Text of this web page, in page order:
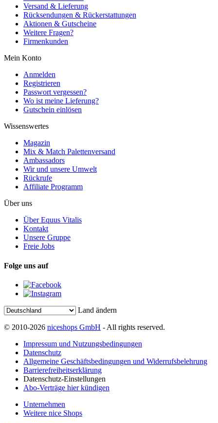
Versand & Lieferung
Rücksendungen & Rückerstattungen
Aktionen & Gutscheine
Weitere Fragen?
Firmenkunden
Mein Konto
Anmelden
Registrieren
Passwort vergessen?
Wo ist meine Lieferung?
Gutschein einlösen
Wissenswertes
Magazin
Mix & Match Palettenversand
Ambassadors
Wir und unsere Umwelt
Rückrufe
Affiliate Programm
Über uns
Über Equus Vitalis
Kontakt
Unsere Gruppe
Freie Jobs
Folge uns auf
Land ändern
© 2010-2026 niceshops GmbH - All rights reserved.
Impressum und Nutzungsbedingungen
Datenschutz
Allgemeine Geschäftsbedingungen und Widerrufsbelehrung
Barrierefreiheitserklärung
Datenschutz-Einstellungen
Abo-Verträge hier kündigen
Unternehmen
Weitere nice Shops